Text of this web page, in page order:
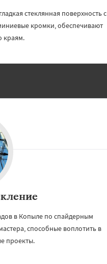
стеклянная поверхность с
кромки, обеспечивают
краям.
в Копыле по спайдерным
способные воплотить в
проекты.